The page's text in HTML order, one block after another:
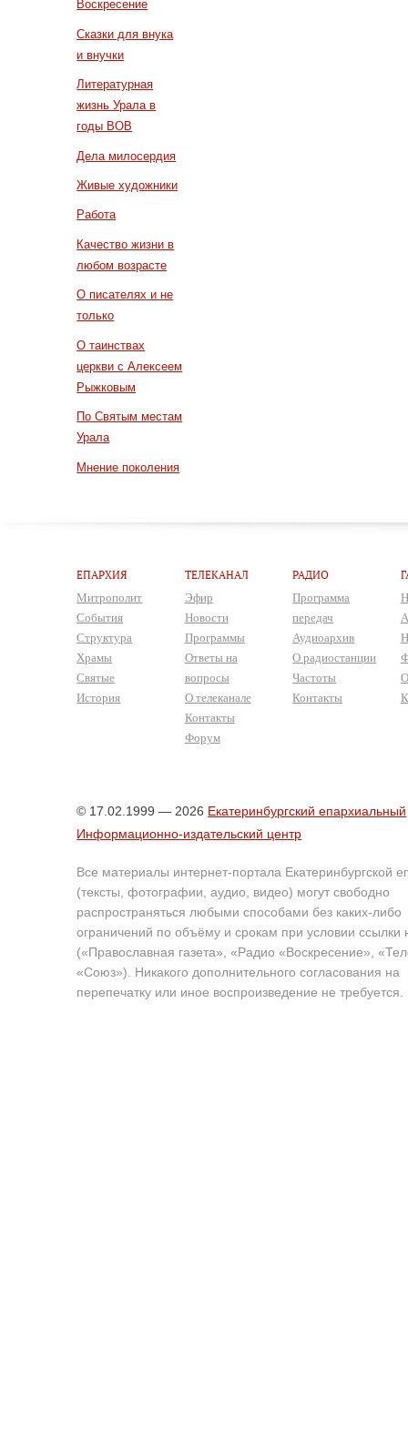
Воскресение
Сказки для внука
и внучки
Литературная
жизнь Урала в
годы ВОВ
Дела милосердия
Живые художники
Работа
Качество жизни в
любом возрасте
О писателях и не
только
О таинствах
церкви с Алексеем
Рыжковым
По Святым местам
Урала
Мнение поколения
ЕПАРХИЯ
Митрополит
События
Структура
Храмы
Святые
История
ТЕЛЕКАНАЛ
Эфир
Новости
Программы
Ответы на
вопросы
О телеканале
Контакты
Форум
РАДИО
Программа
передач
Аудиоархив
О радиостанции
Частоты
Контакты
© 17.02.1999 — 2026 Екатеринбургский епархиальный
Информационно-издательский центр
Все материалы интернет-портала Екатеринбургской
(тексты, фотографии, аудио, видео) могут свободно
распространяться любыми способами без каких-либо
ограничений по объёму и срокам при условии ссылки
(«Православная газета», «Радио «Воскресение»,
«Союз»). Никакого дополнительного согласования на
перепечатку или иное воспроизведение не требуется.